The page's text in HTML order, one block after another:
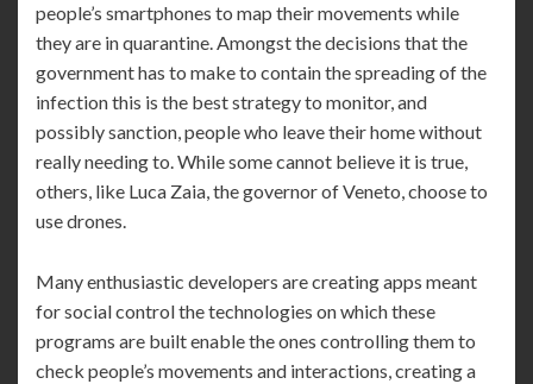
people’s smartphones to map their movements while
they are in quarantine. Amongst the decisions that the
government has to make to contain the spreading of the
infection this is the best strategy to monitor, and
possibly sanction, people who leave their home without
really needing to. While some cannot believe it is true,
others, like Luca Zaia, the governor of Veneto, choose to
use drones.
Many enthusiastic developers are creating apps meant
for social control the technologies on which these
programs are built enable the ones controlling them to
check people’s movements and interactions, creating a